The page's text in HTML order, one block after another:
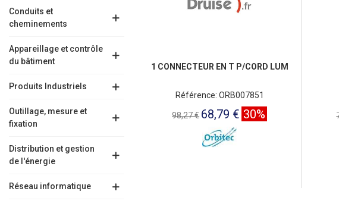
Conduits et
cheminements
Appareillage et contrôle
du bâtiment
Produits Industriels
Outillage, mesure et
fixation
Distribution et gestion
de l'énergie
Réseau informatique
1 CONNECTEUR EN T P/CORD LUM
Référence: ORB007851
98,27 € 68,79 € 30%